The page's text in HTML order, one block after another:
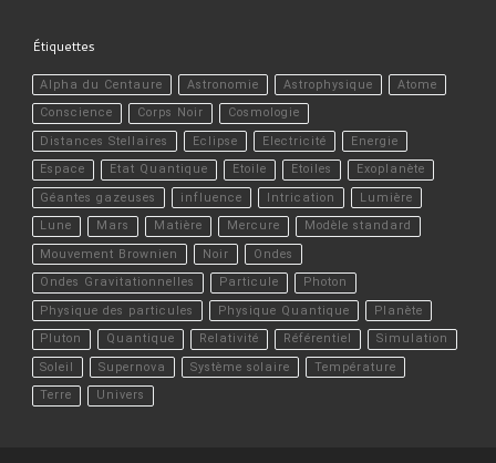
Étiquettes
Alpha du Centaure Astronomie Astrophysique
Atome
Conscience
Corps Noir
Cosmologie
Distances Stellaires
Eclipse Electricité
Energie
Espace
Etat Quantique Etoile Etoiles
Exoplanète
Géantes gazeuses
influence Intrication
Lumière
Lune
Mars Matière Mercure
Modèle standard
Mouvement Brownien
Noir
Ondes
Ondes Gravitationnelles
Particule
Photon
Physique des particules
Physique Quantique
Planète
Pluton
Quantique Relativité Référentiel
Simulation
Soleil
Supernova Système solaire
Température
Terre
Univers